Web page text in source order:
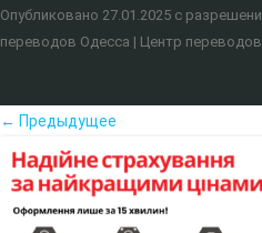
Опубликовано 27.01.2025 с
переводов Одесса | Центр переводов
← Предыдущее